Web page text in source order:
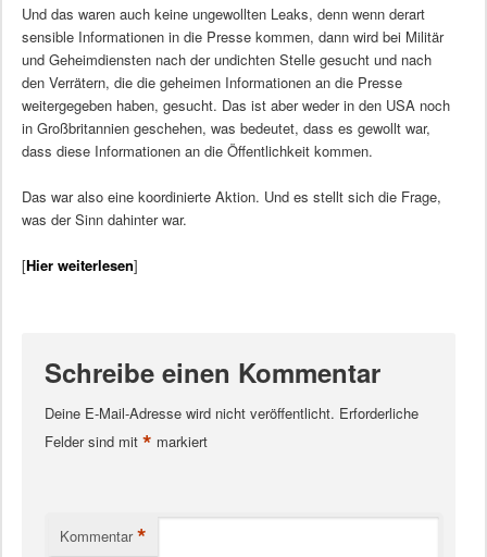
Und das waren auch keine ungewollten Leaks, denn wenn derart
sensible Informationen in die Presse kommen, dann wird bei Militär
und Geheimdiensten nach der undichten Stelle gesucht und nach
den Verrätern, die die geheimen Informationen an die Presse
weitergegeben haben, gesucht. Das ist aber weder in den USA noch
in Großbritannien geschehen, was bedeutet, dass es gewollt war,
dass diese Informationen an die Öffentlichkeit kommen.
Das war also eine koordinierte Aktion. Und es stellt sich die Frage,
was der Sinn dahinter war.
[Hier weiterlesen]
Schreibe einen Kommentar
Deine E-Mail-Adresse wird nicht veröffentlicht. Erforderliche
Felder sind mit * markiert
Kommentar *